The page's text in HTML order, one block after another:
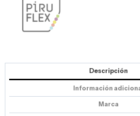
Descripción
Información
Marca